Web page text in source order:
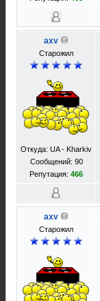
axv
Старожил
Откуда: UA - Kharkiv
Сообщений: 90
Репутация: 466
axv
Старожил